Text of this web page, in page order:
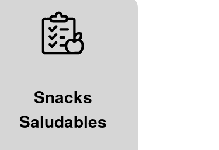
Snacks
Saludables